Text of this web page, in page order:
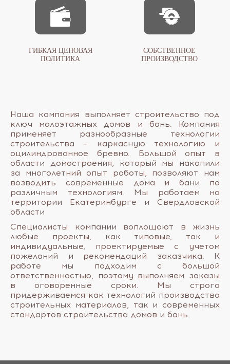
ГИБКАЯ ЦЕНОВАЯ
ПОЛИТИКА
СОБСТВЕННОЕ
ПРОИЗВОДСТВО
Наша компания выполняет строительство под
ключ малоэтажных домов и бань. Компания
применяет разнообразные технологии
строительства – каркасную технологию и
оцилиндрованное бревно. Большой опыт в
области домостроения, который мы накопили
за многолетний опыт работы, позволяют нам
возводить современные дома и бани по
различным технологиям. Мы работаем на
территории Екатеринбурге и Свердловской
области
Специалисты компании воплощают в жизнь
любые проекты, как типовые, так и
индивидуальные, проектируемые с учетом
пожеланий и рекомендаций заказчика. К
работе мы подходим с большой
ответственностью, поэтому выполняем заказы
в оговоренные сроки. Мы строго
придерживаемся как технологий производства
строительных материалов, так и современных
стандартов строительства домов и бань.